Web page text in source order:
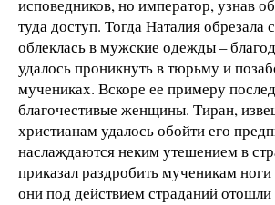
исповедников, но император, узнав
туда доступ. Тогда Наталия обрезала
облеклась в мужские одежды –
удалось проникнуть в тюрьму и
мучениках. Вскоре ее примеру
благочестивые женщины. Тиран,
христианам удалось обойти его
наслаждаются неким утешением в
приказал раздробить мученикам ноги
они под действием страданий